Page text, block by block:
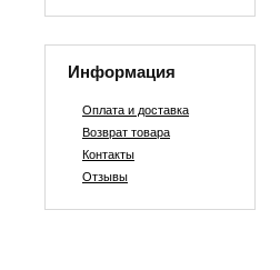
Информация
Оплата и доставка
Возврат товара
Контакты
Отзывы